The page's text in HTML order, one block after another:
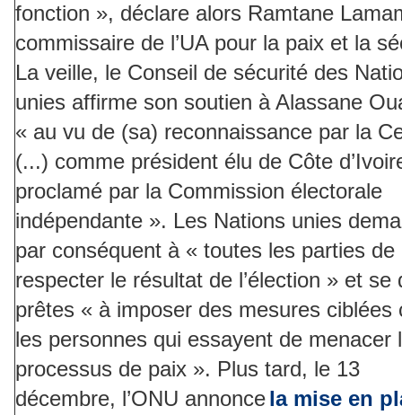
fonction », déclare alors Ramtane
commissaire de l’UA pour la paix et la
La veille, le Conseil de sécurité des
unies affirme son soutien à Alassane
« au vu de (sa) reconnaissance par la
(...) comme président élu de Côte
proclamé par la Commission électorale
indépendante ». Les Nations unies
par conséquent à « toutes les parties de
respecter le résultat de l’élection » et se
prêtes « à imposer des mesures ciblées
les personnes qui essayent de menacer
processus de paix ». Plus tard, le 13
décembre, l’ONU annoncela mise en